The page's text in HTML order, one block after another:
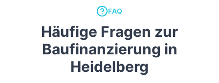
FAQ
Häufige Fragen zur
Baufinanzierung in
Heidelberg